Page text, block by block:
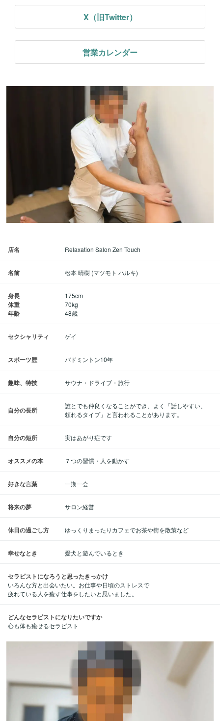
X（旧Twitter）
営業カレンダー
店名 Relaxation Salon Zen Touch
名前 松本 晴樹 (マツモト ハルキ)
身長
体重
年齢
175cm
70kg
48歳
セクシャリティ ゲイ
スポーツ歴 バドミントン10年
趣味、特技 サウナ・ドライブ・旅行
自分の長所
誰とでも仲良くなることができ、よく「話しやすい、
頼れるタイプ」と言われることがあります。
自分の短所 実はあがり症です
オススメの本 ７つの習慣・人を動かす
好きな言葉 一期一会
将来の夢 サロン経営
休日の過ごし方 ゆっくりまったりカフェでお茶や街を散策など
幸せなとき 愛犬と遊んでいるとき
セラピストになろうと思ったきっかけ
いろんな方と出会いたい。お仕事や日頃のストレスで
疲れている人を癒す仕事をしたいと思いました。
どんなセラピストになりたいですか
心も体も癒せるセラピスト